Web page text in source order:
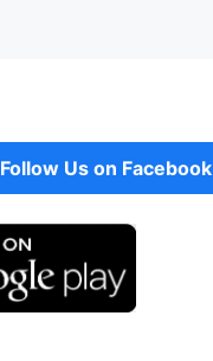
Follow Us on Facebook